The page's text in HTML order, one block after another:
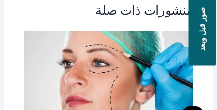
منشورات ذات صلة صور قبل وبعد